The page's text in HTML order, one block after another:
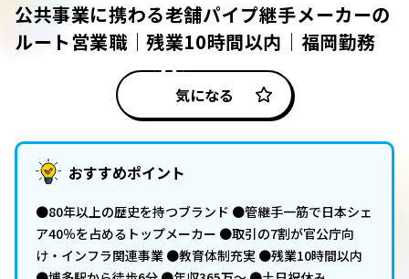
公共事業に携わる老舗パイプ継手メーカーの
ルート営業職｜残業10時間以内｜福岡勤務
気になる
おすすめポイント
●80年以上の歴史を持つブランド ●管継⼿⼀筋で⽇本シェ
ア40％を占めるトップメーカー ●取引の7割が官公庁向
け・インフラ関連事業 ●教育体制充実 ●残業10時間以内